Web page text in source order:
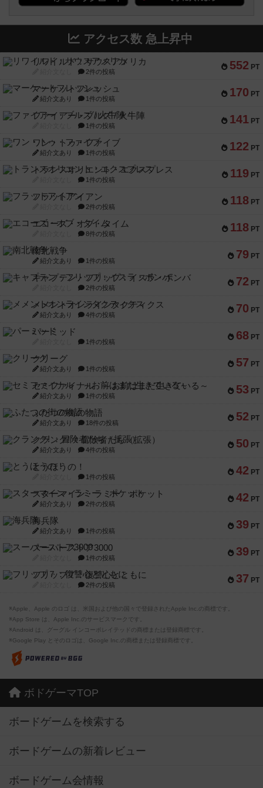
アクセス数 急上昇中
552 PT
リワイルド：サウスアメリカ
2件の投稿
170 PT
マーケットフレッシュ
紹介文あり 1件の投稿
141 PT
ファイアー・ブルズ / 火牛陣
1件の投稿
122 PT
ワン・トゥ・ファイブ
紹介文あり 1件の投稿
119 PT
トランスオリエント・エクスプレス
1件の投稿
118 PT
フラットアイアン
2件の投稿
118 PT
エコーズ・オブ・タイム
8件の投稿
79 PT
南北戦争
紹介文あり 1件の投稿
72 PT
キャプテン・フリップ：イスラ・ボンバ
2件の投稿
70 PT
メメントオンラインタクティクス
紹介文あり 4件の投稿
68 PT
パーミッド
1件の投稿
57 PT
クリーグ
紹介文あり 1件の投稿
53 PT
セミファイナル ～お前はまだ生きている～
紹介文あり 1件の投稿
52 PT
ふたつの街の物語
紹介文あり 18件の投稿
50 PT
クランク! ：冒険者たち（拡張）
紹介文あり 4件の投稿
42 PT
とうほうの！
1件の投稿
42 PT
スターマイン・ラミー ポケット
紹介文あり 2件の投稿
39 PT
海兵隊
紹介文あり 1件の投稿
39 PT
スーパーストア3000
1件の投稿
37 PT
フリップ７：復讐心とともに
2件の投稿
※Apple、Apple のロゴ は、米国および他の国々で登録されたApple Inc.の商標です。
※App Store は、Apple Inc.のサービスマークです。
※Android は、グーグル インコーポレイテッドの商標または登録商標です。
※Google Play とそのロゴは、Google Inc.の商標または登録商標です。
ボドゲーマTOP
ボードゲームを検索する
ボードゲームの新着レビュー
ボードゲーム会情報